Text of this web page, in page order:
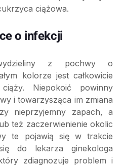
ciążowa.
o infekcji
z pochwy o
kolorze jest całkowicie
Niepokoić powinny
i towarzysząca im zmiana
nieprzyjemny zapach, a
też zaczerwienienie okolic
te pojawią się w trakcie
do lekarza ginekologa
zdiagnozuje problem i